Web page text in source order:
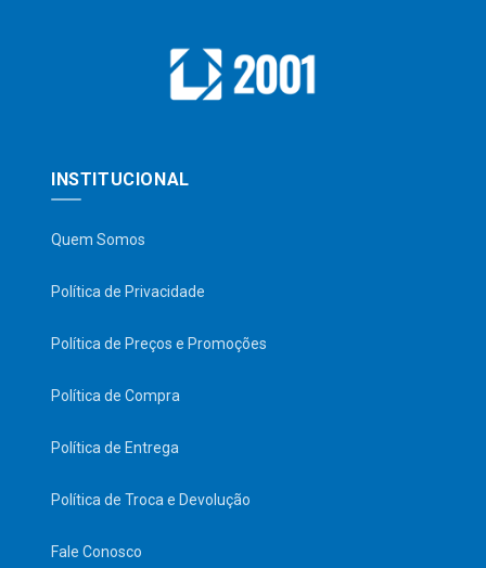
INSTITUCIONAL
Quem Somos
Política de Privacidade
Política de Preços e Promoções
Política de Compra
Política de Entrega
Política de Troca e Devolução
Fale Conosco